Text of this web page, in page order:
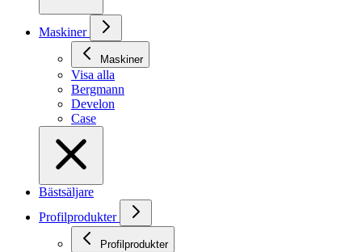
Maskiner
Maskiner
Visa alla
Bergmann
Develon
Case
Bästsäljare
Profilprodukter
Profilprodukter